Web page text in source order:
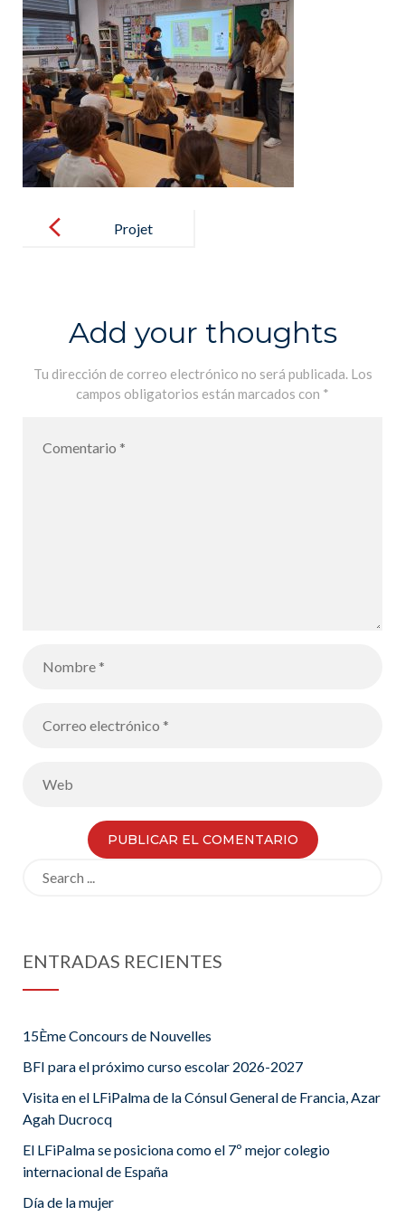
navigation
Projet
Add your thoughts
Tu dirección de correo electrónico no será publicada. Los
campos obligatorios están marcados con *
ENTRADAS RECIENTES
15Ème Concours de Nouvelles
BFI para el próximo curso escolar 2026-2027
Visita en el LFiPalma de la Cónsul General de Francia, Azar
Agah Ducrocq
El LFiPalma se posiciona como el 7º mejor colegio
internacional de España
Día de la mujer